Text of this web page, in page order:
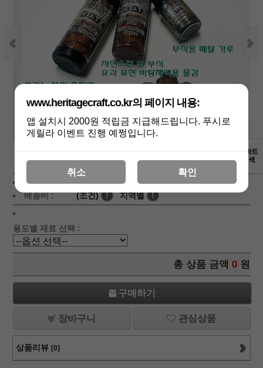
상품가 : 7,000원
배송비 :
(조건) ! 지역별 !
용도별 재료 선택 :
총 상품 금액 0 원
구매하기
장바구니 관심상품
상품리뷰 [0]
www.heritagecraft.co.kr의 페이지 내용:
앱 설치시 2000원 적립금 지급해드립니다. 푸시로
게릴라 이벤트 진행 예쩡입니다.
취소 확인